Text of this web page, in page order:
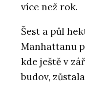
více než rok.
Šest a půl
Manhattanu
kde ještě v
budov,